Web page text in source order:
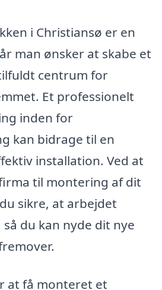
i Christiansø er en
man ønsker at skabe et
centrum for
Et professionelt
inden for
kan bidrage til en
installation. Ved at
til montering af dit
sikre, at arbejdet
du kan nyde dit nye
at få monteret et